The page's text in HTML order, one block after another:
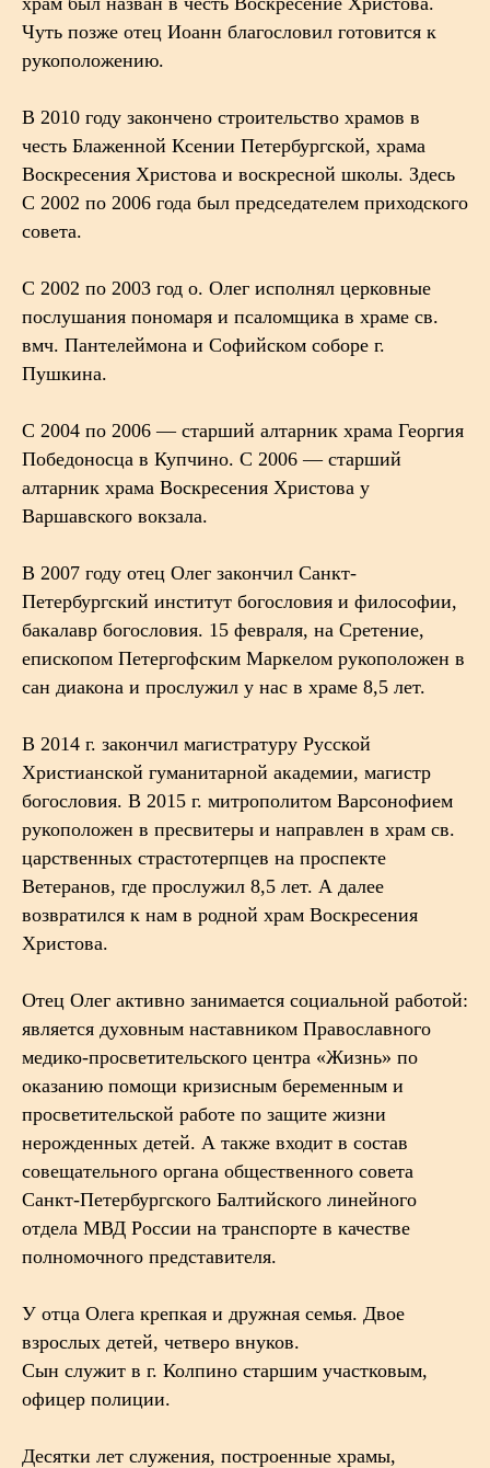
Чуть позже отец Иоанн благословил готовится к
рукоположению.
В 2010 году закончено строительство храмов в
честь Блаженной Ксении Петербургской, храма
Воскресения Христова и воскресной школы. Здесь
С 2002 по 2006 года был председателем приходского
совета.
С 2002 по 2003 год о. Олег исполнял церковные
послушания пономаря и псаломщика в храме св.
вмч. Пантелеймона и Софийском соборе г.
Пушкина.
С 2004 по 2006 — старший алтарник храма Георгия
Победоносца в Купчино. С 2006 — старший
алтарник храма Воскресения Христова у
Варшавского вокзала.
В 2007 году отец Олег закончил Санкт-
Петербургский институт богословия и философии,
бакалавр богословия. 15 февраля, на Сретение,
епископом Петергофским Маркелом рукоположен в
сан диакона и прослужил у нас в храме 8,5 лет.
В 2014 г. закончил магистратуру Русской
Христианской гуманитарной академии, магистр
богословия. В 2015 г. митрополитом Варсонофием
рукоположен в пресвитеры и направлен в храм св.
царственных страстотерпцев на проспекте
Ветеранов, где прослужил 8,5 лет. А далее
возвратился к нам в родной храм Воскресения
Христова.
Отец Олег активно занимается социальной работой:
является духовным наставником Православного
медико-просветительского центра «Жизнь» по
оказанию помощи кризисным беременным и
просветительской работе по защите жизни
нерожденных детей. А также входит в состав
совещательного органа общественного совета
Санкт-Петербургского Балтийского линейного
отдела МВД России на транспорте в качестве
полномочного представителя.
У отца Олега крепкая и дружная семья. Двое
взрослых детей, четверо внуков.
Сын служит в г. Колпино старшим участковым,
офицер полиции.
Десятки лет служения, построенные храмы,